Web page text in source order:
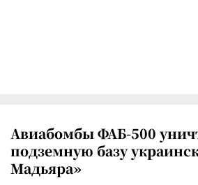
Авиабомбы ФАБ-500
подземную базу
Мадьяра»